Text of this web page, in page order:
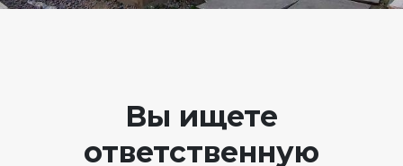
Вы ищете
ответственную